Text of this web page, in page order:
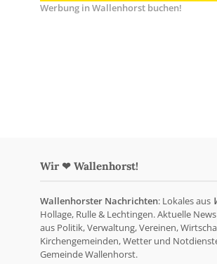
Werbung in Wallenhorst buchen!
Wir ❤ Wallenhorst!
Wallenhorster Nachrichten: Lokales aus
Hollage, Rulle & Lechtingen. Aktuelle
aus Politik, Verwaltung, Vereinen,
Kirchengemeinden, Wetter und
Gemeinde Wallenhorst.